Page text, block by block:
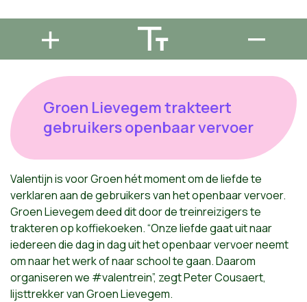
Groen Lievegem trakteert
gebruikers openbaar vervoer
Valentijn is voor Groen hét moment om de liefde te
verklaren aan de gebruikers van het openbaar vervoer.
Groen Lievegem deed dit door de treinreizigers te
trakteren op koffiekoeken. “Onze liefde gaat uit naar
iedereen die dag in dag uit het openbaar vervoer neemt
om naar het werk of naar school te gaan. Daarom
organiseren we #valentrein”, zegt Peter Cousaert,
lijsttrekker van Groen Lievegem.